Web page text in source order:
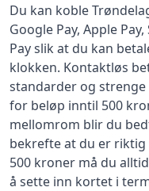
Du kan koble
Google Pay, Apple
Pay slik at du kan
klokken. Kontaktløs
standarder og
for beløp inntil 500
mellomrom blir du
bekrefte at du er
500 kroner må du
å sette inn kortet i